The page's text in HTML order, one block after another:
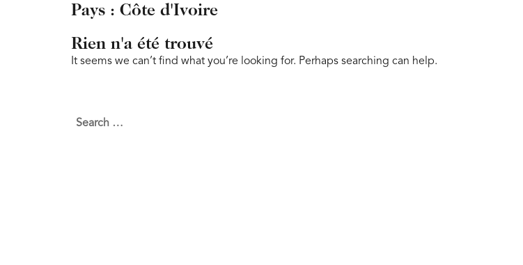
Pays : Côte d'Ivoire
Rien n'a été trouvé
It seems we can’t find what you’re looking for. Perhaps searching can help.